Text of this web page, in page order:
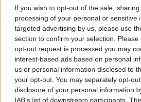
If you wish to opt-out of the sale,
processing of your personal or sensitive
targeted advertising by us, please use
section to confirm your selection.
opt-out request is processed you may
interest-based ads based on personal
us or personal information disclosed to
your opt-out. You may separately opt-
disclosure of your personal information
IAB’s list of downstream participants.
EXTRA